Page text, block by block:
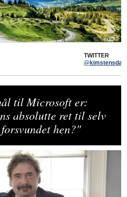
TWITTER
@kimstensdal
til Microsoft er:
absolutte ret til selv
hen?"